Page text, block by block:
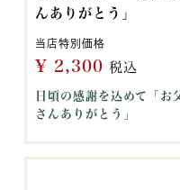
んありがとう」
当店特別価格
¥ 2,300 税込
日頃の感謝を込めて「お
さんありがとう」